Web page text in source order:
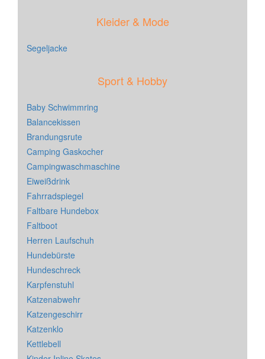
Kleider & Mode
Segeljacke
Sport & Hobby
Baby Schwimmring
Balancekissen
Brandungsrute
Camping Gaskocher
Campingwaschmaschine
Eiweißdrink
Fahrradspiegel
Faltbare Hundebox
Faltboot
Herren Laufschuh
Hundebürste
Hundeschreck
Karpfenstuhl
Katzenabwehr
Katzengeschirr
Katzenklo
Kettlebell